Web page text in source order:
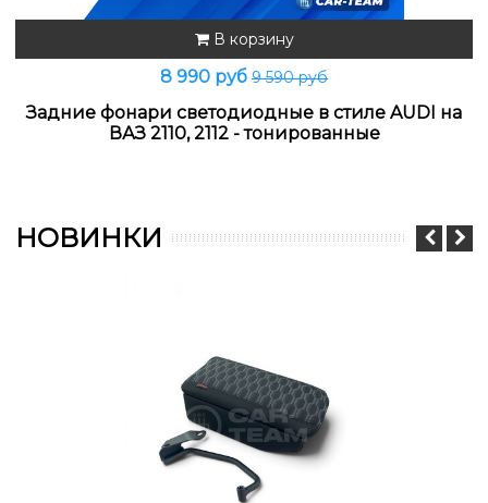
В корзину
8 990 руб 9 590 руб
Задние фонари светодиодные в стиле AUDI на
ВАЗ 2110, 2112 - тонированные
НОВИНКИ